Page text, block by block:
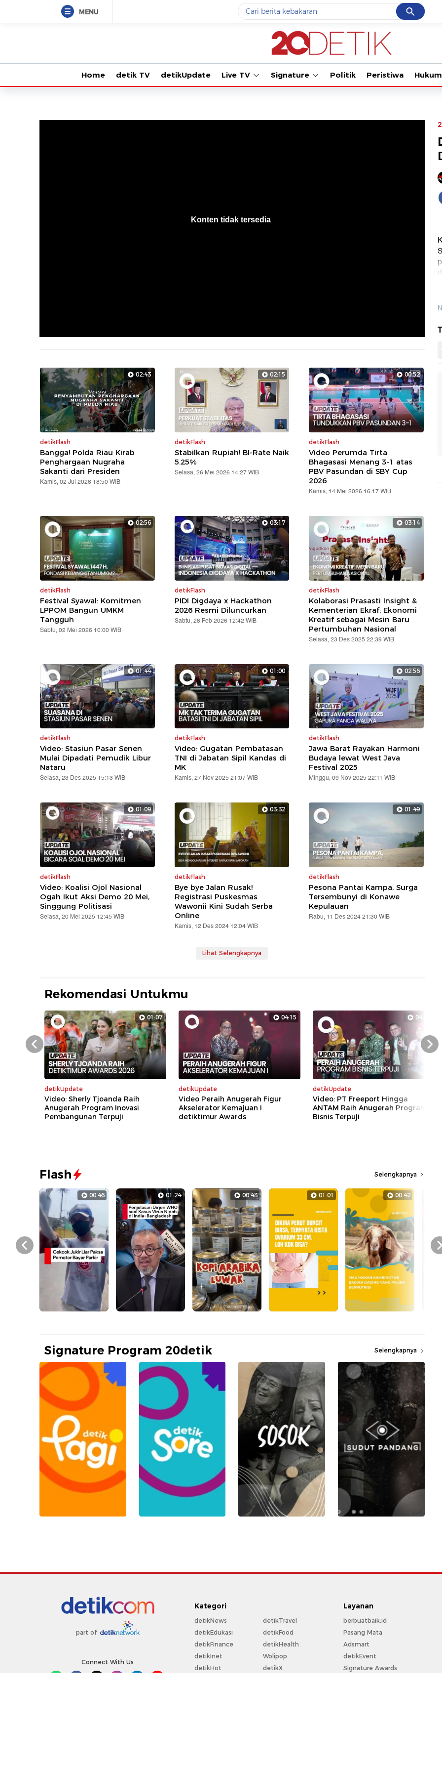
MENU Cancel
Yang sedang ramai dicari
data live draw sgp
#3prabowo
#5gempa hari ini
Home detik TV detikUpdate Live TV Signature Politik Peristiwa Hukum
Konten tidak tersedia
02:43
detikFlash
Bangga! Polda Riau Kirab
Penghargaan Nugraha
Sakanti dari Presiden
Kamis, 02 Jul 2026 18:50 WIB
02:15
detikFlash
Stabilkan Rupiah! BI-Rate Naik
5.25%
Selasa, 26 Mei 2026 14:27 WIB
00:52
detikFlash
Video Perumda Tirta
Bhagasasi Menang 3-1 atas
PBV Pasundan di SBY Cup
2026
Kamis, 14 Mei 2026 16:17 WIB
02:56
detikFlash
Festival Syawal: Komitmen
LPPOM Bangun UMKM
Tangguh
Sabtu, 02 Mei 2026 10:00 WIB
03:17
detikFlash
PIDI Digdaya x Hackathon
2026 Resmi Diluncurkan
Sabtu, 28 Feb 2026 12:42 WIB
03:14
detikFlash
Kolaborasi Prasasti Insight &
Kementerian Ekraf: Ekonomi
Kreatif sebagai Mesin Baru
Pertumbuhan Nasional
Selasa, 23 Des 2025 22:39 WIB
01:44
detikFlash
Video: Stasiun Pasar Senen
Mulai Dipadati Pemudik Libur
Nataru
Selasa, 23 Des 2025 15:13 WIB
01:00
detikFlash
Video: Gugatan Pembatasan
TNI di Jabatan Sipil Kandas di
MK
Kamis, 27 Nov 2025 21:07 WIB
02:56
detikFlash
Jawa Barat Rayakan Harmoni
Budaya lewat West Java
Festival 2025
Minggu, 09 Nov 2025 22:11 WIB
01:09
detikFlash
Video: Koalisi Ojol Nasional
Ogah Ikut Aksi Demo 20 Mei,
Singgung Politisasi
Selasa, 20 Mei 2025 12:45 WIB
03:32
detikFlash
Bye bye Jalan Rusak!
Registrasi Puskesmas
Wawonii Kini Sudah Serba
Online
Kamis, 12 Des 2024 12:04 WIB
01:49
detikFlash
Pesona Pantai Kampa, Surga
Tersembunyi di Konawe
Kepulauan
Rabu, 11 Des 2024 21:30 WIB
Lihat Selengkapnya
Rekomendasi Untukmu
01:07
detikUpdate
Video: Sherly Tjoanda Raih
Anugerah Program Inovasi
Pembangunan Terpuji
04:15
detikUpdate
Video Peraih Anugerah Figur
Akselerator Kemajuan I
detiktimur Awards
04:40
detikUpdate
Video: PT Freeport Hingga
ANTAM Raih Anugerah Program
Bisnis Terpuji
Prev Next
Flash Selengkapnya
00:46 01:24 00:43 01:01 00:42
Prev
Signature Program 20detik Selengkapnya
part of
Connect With Us
Kategori
detikNews
detikEdukasi
detikFinance
detikInet
detikHot
detikTravel
detikFood
detikHealth
Wolipop
detikX
Layanan
berbuatbaik.id
Pasang Mata
Adsmart
detikEvent
Signature Awards